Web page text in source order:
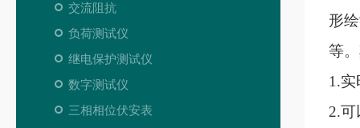
交流阻抗
负荷测试仪
继电保护测试仪
数字测试仪
三相相位伏安表
形
等
1.
2.